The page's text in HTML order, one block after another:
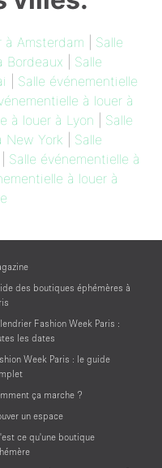
à Amsterdam
Salle
Bordeaux
Salle
Salle événementielle
à louer à
à louer à Lyon
Salle
New York
Salle
Salle événementielle à
à louer à
des boutiques éphémères à
Fashion Week Paris :
les dates
Week Paris : le guide
ça marche ?
un espace
ce qu'une boutique